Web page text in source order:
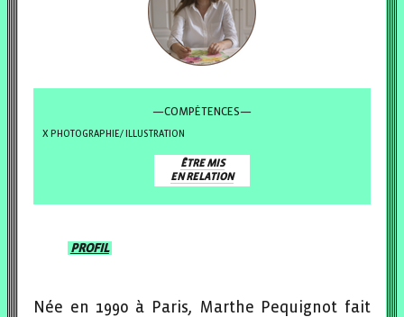
—COMPÉTENCES—
PHOTOGRAPHIE/ ILLUSTRATION
ÊTRE MIS
EN RELATION
PROFIL
Née en 1990 à Paris, Marthe Pequignot fait